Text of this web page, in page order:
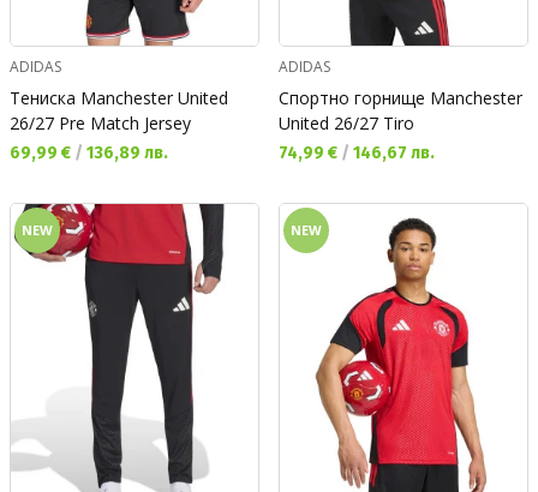
ADIDAS
Тениска Manchester United
26/27 Pre Match Jersey
Текуща цена:
69,99 € / 136,89 лв.
ADIDAS
Спортно горнище Manchester
United 26/27 Tiro
Текуща цена:
74,99 € / 146,67 лв.
NEW NEW